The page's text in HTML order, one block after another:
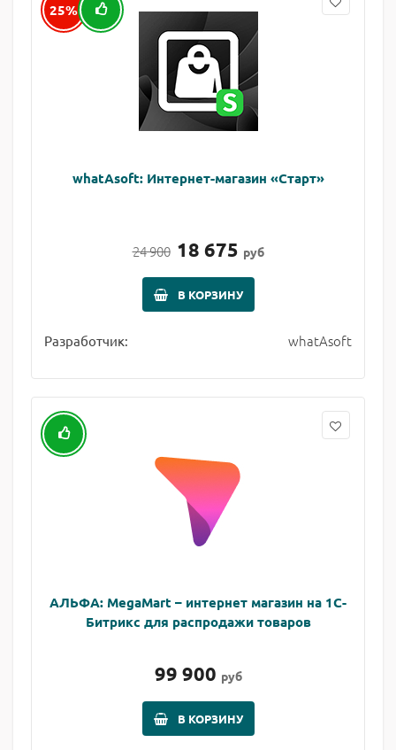
25%
whatAsoft: Интернет-магазин «Старт»
24 900 18 675 руб
В КОРЗИНУ
Разработчик: whatAsoft
АЛЬФА: MegaMart – интернет магазин на 1С-
Битрикс для распродажи товаров
99 900 руб
В КОРЗИНУ